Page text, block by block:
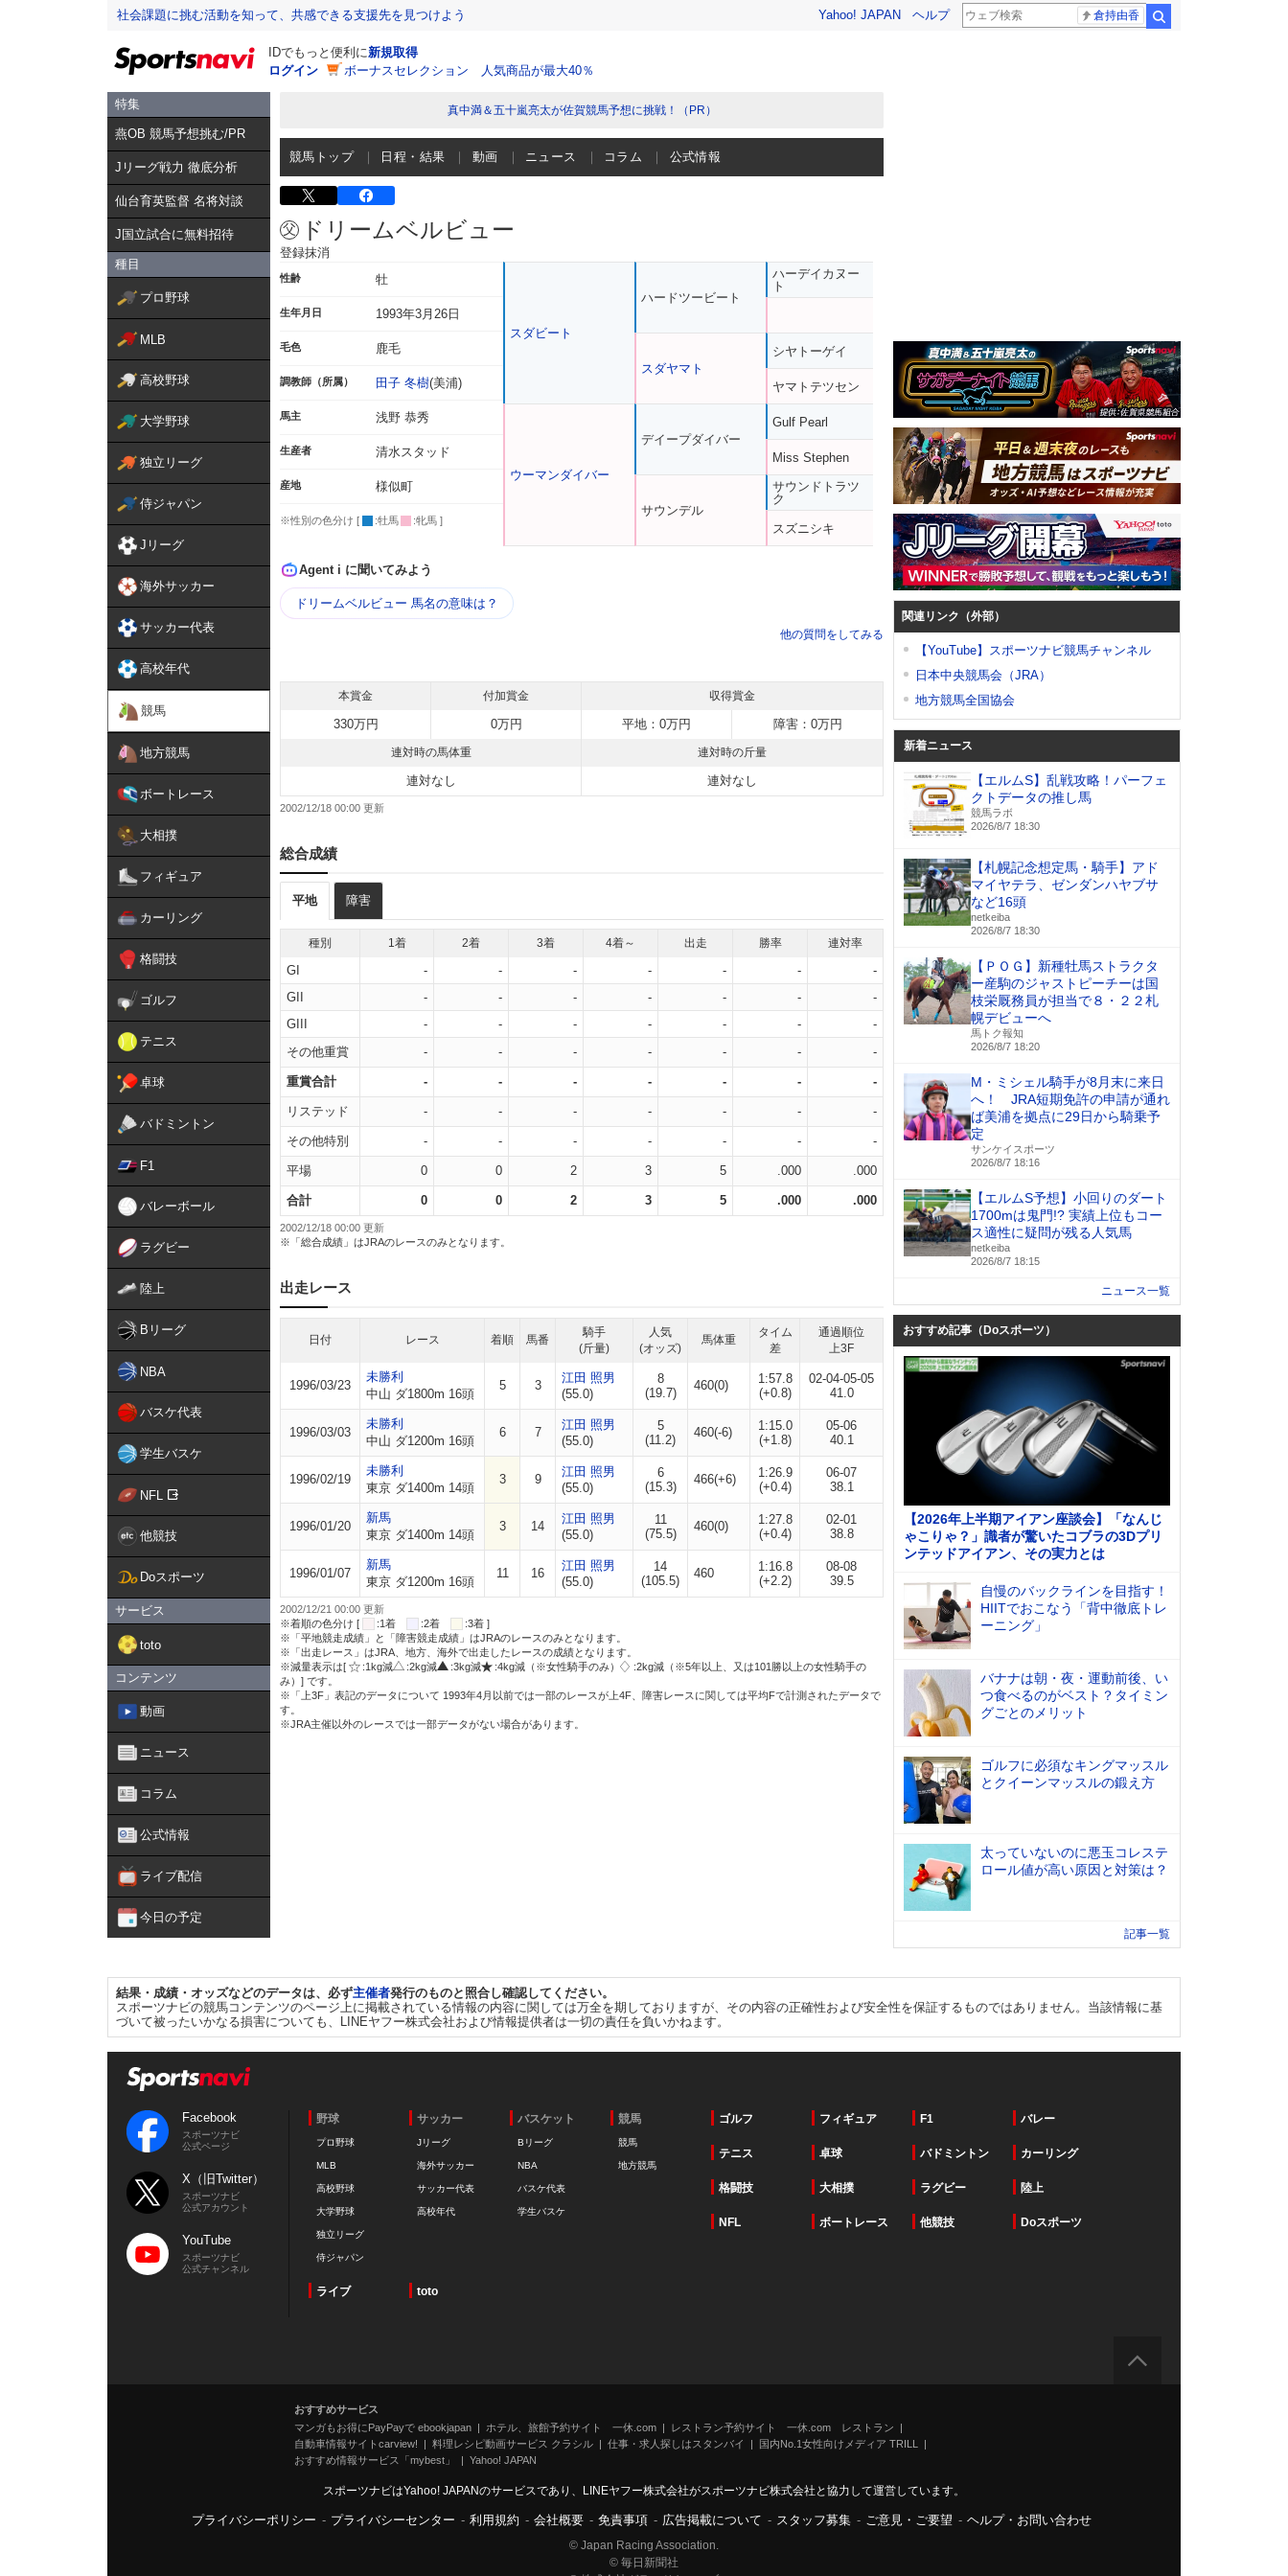
社会課題に挑む活動を知って、共感できる支援先を見つけよう Yahoo! JAPAN ヘルプ 倉持由香
IDでもっと便利に新規取得
ログイン
ボーナスセレクション 人気商品が最大40％
特集
燕OB 競馬予想挑む/PR
Jリーグ戦力 徹底分析
仙台育英監督 名将対談
J国立試合に無料招待
種目
プロ野球
MLB
高校野球
大学野球
独立リーグ
侍ジャパン
Jリーグ
海外サッカー
サッカー代表
高校年代
競馬
地方競馬
ボートレース
大相撲
フィギュア
カーリング
格闘技
ゴルフ
テニス
卓球
バドミントン
F1
バレーボール
ラグビー
陸上
Bリーグ
NBA
バスケ代表
学生バスケ
NFL
他競技
Doスポーツ
サービス
toto
コンテンツ
動画
ニュース
コラム
公式情報
ライブ配信
今日の予定
真中満＆五十嵐亮太が佐賀競馬予想に挑戦！（PR）
競馬トップ 日程・結果 動画 ニュース コラム 公式情報
ドリームベルビュー
登録抹消
性齢 牡
生年月日 1993年3月26日
毛色 鹿毛
調教師（所属） 田子 冬樹(美浦)
馬主 浅野 恭秀
生産者 清水スタッド
産地 様似町
※性別の色分け [ :牡馬 :牝馬 ]
スダビート
ウーマンダイバー
ハードツービート
スダヤマト
デイープダイバー
サウンデル
ハーデイカヌー
ト
シヤトーゲイ
ヤマトテツセン
Gulf Pearl
Miss Stephen
サウンドトラツ
ク
スズニシキ
Agent i に聞いてみよう
ドリームベルビュー 馬名の意味は？
他の質問をしてみる
本賞金 付加賞金 収得賞金
330万円 0万円 平地：0万円 障害：0万円
連対時の馬体重 連対時の斤量
連対なし 連対なし
2002/12/18 00:00
総合成績
平地 障害
種別 1着 2着 3着 4着～ 出走 勝率 連対率
GI - - - - - -
-
GII
- - - - - -
-
GIII
- - - - - -
-
その他重賞
- - - - - - -
重賞合計 - - - - - - -
リステッド - - - - - - -
その他特別 - - - - - - -
平場 0 0 2 3 5 .000 .000
合計 0 0 2 3 5 .000 .000
2002/12/18 00:00 更新
※「総合成績」はJRAのレースのみとなります。
出走レース
日付 レース 着順 馬番
騎手
(斤量)
人気
(オッズ)
馬体重
タイム
差
通過順位
上3F
1996/03/23
未勝利
中山 ダ1800m 16頭
5 3
江田 照男
(55.0)
8
(19.7)
460(0)
1:57.8
(+0.8)
02-04-05-05
41.0
1996/03/03
未勝利
中山 ダ1200m 16頭
6 7
江田 照男
(55.0)
5
(11.2)
460(-6)
1:15.0
(+1.8)
05-06
40.1
1996/02/19
未勝利
東京 ダ1400m 14頭
3 9
江田 照男
(55.0)
6
(15.3)
466(+6)
1:26.9
(+0.4)
06-07
38.1
1996/01/20
新馬
東京 ダ1400m 14頭
3 14
江田 照男
(55.0)
11
(75.5)
460(0)
1:27.8
(+0.4)
02-01
38.8
1996/01/07
新馬
東京 ダ1200m 16頭
11 16
江田 照男
(55.0)
14
(105.5)
460
1:16.8
(+2.2)
08-08
39.5
2002/12/21 00:00 更新
※着順の色分け [
:1着 :2着
:3着 ]
※「平地競走成績」と「障害競走成績」はJRAのレースのみとなります。
※「出走レース」はJRA、地方、海外で出走したレースの成績となります。
※減量表示は[
:1kg減 :2kg減 :3kg減 :4kg減（※女性騎手のみ）
:2kg減（※5年以上、又は101勝以上の女性騎手の
み）] です。
※「上3F」表記のデータについて 1993年4月以前では一部のレースが上4F、障害レースに関しては平均Fで計測されたデータで
す。
※JRA主催以外のレースでは一部データがない場合があります。
関連リンク（外部）
【YouTube】スポーツナビ競馬チャンネル
日本中央競馬会（JRA）
地方競馬全国協会
新着ニュース
【エルムS】乱戦攻略！パーフェ
クトデータの推し馬
競馬ラボ
2026/8/7 18:30
【札幌記念想定馬・騎手】アド
マイヤテラ、ゼンダンハヤブサ
など16頭
netkeiba
2026/8/7 18:30
【ＰＯＧ】新種牡馬ストラクタ
ー産駒のジャストピーチーは国
枝栄厩務員が担当で８・２２札
幌デビューへ
馬トク報知
2026/8/7 18:20
M・ミシェル騎手が8月末に来日
へ！ JRA短期免許の申請が通れ
ば美浦を拠点に29日から騎乗予
定
サンケイスポーツ
2026/8/7 18:16
【エルムS予想】小回りのダート
1700mは鬼門!? 実績上位もコー
ス適性に疑問が残る人気馬
netkeiba
2026/8/7 18:15
ニュース一覧
おすすめ記事（Doスポーツ）
【2026年上半期アイアン座談会】「なんじ
ゃこりゃ？」識者が驚いたコブラの3Dプリ
ンテッドアイアン、その実力とは
自慢のバックラインを目指す！
HIITでおこなう「背中徹底トレ
ーニング」
バナナは朝・夜・運動前後、い
つ食べるのがベスト？タイミン
グごとのメリット
ゴルフに必須なキングマッスル
とクイーンマッスルの鍛え方
太っていないのに悪玉コレステ
ロール値が高い原因と対策は？
記事一覧
結果・成績・オッズなどのデータは、必ず主催者発行のものと照合し確認してください。
スポーツナビの競馬コンテンツのページ上に掲載されている情報の内容に関しては万全を期しておりますが、その内容の正確性および安全性を保証するものではありません。当該情報に基
づいて被ったいかなる損害についても、LINEヤフー株式会社および情報提供者は一切の責任を負いかねます。
Facebook
スポーツナビ
公式ページ
X（旧Twitter）
スポーツナビ
公式アカウント
YouTube
スポーツナビ
公式チャンネル
野球
プロ野球
MLB
高校野球
大学野球
独立リーグ
侍ジャパン
サッカー
Jリーグ
海外サッカー
サッカー代表
高校年代
バスケット
Bリーグ
NBA
バスケ代表
学生バスケ
競馬
競馬
地方競馬
ゴルフ フィギュア F1 バレー
テニス 卓球 バドミントン カーリング
格闘技 大相撲 ラグビー 陸上
NFL ボートレース 他競技 Doスポーツ
ライブ toto
おすすめサービス
マンガもお得にPayPayで ebookjapan
ホテル、旅館予約サイト 一休.com
レストラン予約サイト 一休.com レストラン
自動車情報サイトcarview!
料理レシピ動画サービス クラシル 仕事・求人探しはスタンバイ
国内No.1女性向けメディア TRILL
おすすめ情報サービス「mybest」
Yahoo! JAPAN
スポーツナビはYahoo! JAPANのサービスであり、LINEヤフー株式会社がスポーツナビ株式会社と協力して運営しています。
プライバシーポリシー - プライバシーセンター - 利用規約 - 会社概要 - 免責事項 - 広告掲載について - スタッフ募集 - ご意見・ご要望 - ヘルプ・お問い合わせ
© Japan Racing Association.
© 毎日新聞社